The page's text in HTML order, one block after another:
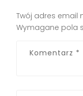
Twój adres email
Wymagane pola